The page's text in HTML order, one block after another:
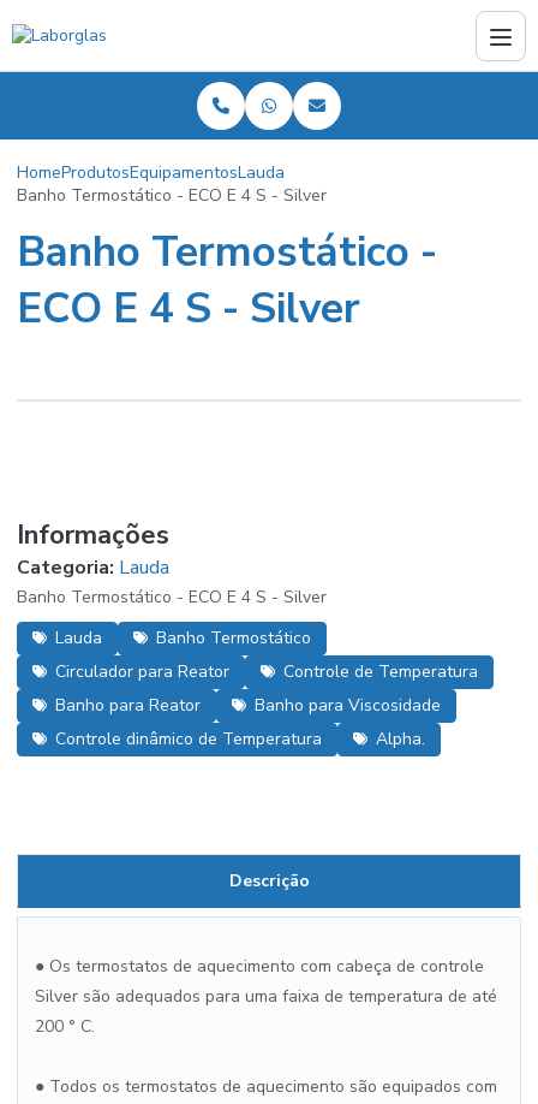
HomeProdutosEquipamentosLauda
Banho Termostático - ECO E 4 S - Silver
Banho Termostático -
ECO E 4 S - Silver
Informações
Categoria: Lauda
Banho Termostático - ECO E 4 S - Silver
Lauda
Banho Termostático
Circulador para Reator
Controle de Temperatura
Banho para Reator
Banho para Viscosidade
Controle dinâmico de Temperatura
Alpha.
Descrição
● Os termostatos de aquecimento com cabeça de controle
Silver são adequados para uma faixa de temperatura de até
200 ° C.
● Todos os termostatos de aquecimento são equipados com